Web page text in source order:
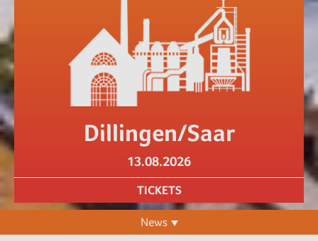
Dillingen/Saar
13.08.2026
TICKETS
News